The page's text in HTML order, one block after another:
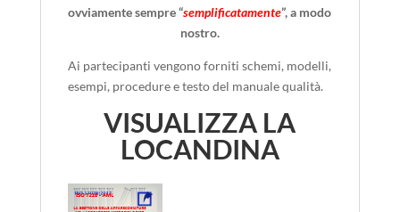
ovviamente sempre “semplificatamente”, a modo
nostro.
Ai partecipanti vengono forniti schemi, modelli,
esempi, procedure e testo del manuale qualità.
VISUALIZZA LA
LOCANDINA